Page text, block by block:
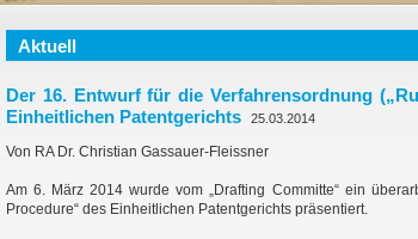
Aktuell
Der 16. Entwurf für die Verfahrensordnung
Einheitlichen Patentgerichts
25.03.2014
Von RA Dr. Christian Gassauer-Fleissner
Am 6. März 2014 wurde vom „Drafting Committe“ ein
Procedure“ des Einheitlichen Patentgerichts präsentiert.